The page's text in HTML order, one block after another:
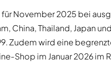
November 2025 bei
China, Thailand, Japan
Zudem wird eine
Shop im Januar 2026 im